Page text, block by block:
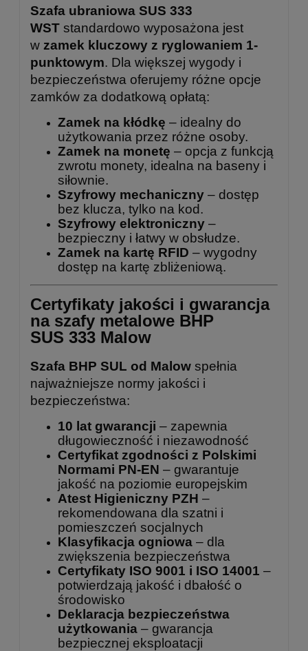
Szafa ubraniowa SUS 333
WST standardowo wyposażona jest
w zamek kluczowy z ryglowaniem 1-
punktowym. Dla większej wygody i
bezpieczeństwa oferujemy różne opcje
zamków za dodatkową opłatą:
Zamek na kłódkę – idealny do
użytkowania przez różne osoby.
Zamek na monetę – opcja z funkcją
zwrotu monety, idealna na baseny i
siłownie.
Szyfrowy mechaniczny – dostęp
bez klucza, tylko na kod.
Szyfrowy elektroniczny –
bezpieczny i łatwy w obsłudze.
Zamek na kartę RFID – wygodny
dostęp na kartę zbliżeniową.
Certyfikaty jakości i gwarancja
na szafy metalowe BHP
SUS 333 Malow
Szafa BHP SUL od Malow spełnia
najważniejsze normy jakości i
bezpieczeństwa:
10 lat gwarancji – zapewnia
długowieczność i niezawodność
Certyfikat zgodności z Polskimi
Normami PN-EN – gwarantuje
jakość na poziomie europejskim
Atest Higieniczny PZH –
rekomendowana dla szatni i
pomieszczeń socjalnych
Klasyfikacja ogniowa – dla
zwiększenia bezpieczeństwa
Certyfikaty ISO 9001 i ISO 14001 –
potwierdzają jakość i dbałość o
środowisko
Deklaracja bezpieczeństwa
użytkowania – gwarancja
bezpiecznej eksploatacji